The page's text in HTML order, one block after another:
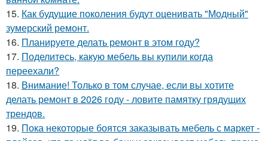
15. Как будущие поколения будут оценивать "Модный"
зумерский ремонт.
16. Планируете делать ремонт в этом году?
17. Поделитесь, какую мебель вы купили когда
переехали?
18. Внимание! Только в том случае, если вы хотите
делать ремонт в 2026 году - ловите памятку грядущих
трендов.
19. Пока некоторые боятся заказывать мебель с маркет -